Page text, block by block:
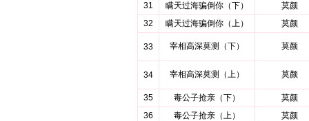
31
瞒天过海骗倒你（下）
莫颜
32
瞒天过海骗倒你（上） 莫颜
33 宰相高深莫测（下） 莫颜
34 宰相高深莫测（上） 莫颜
35 毒公子抢亲（下）
莫颜
36
毒公子抢亲（上）
莫颜